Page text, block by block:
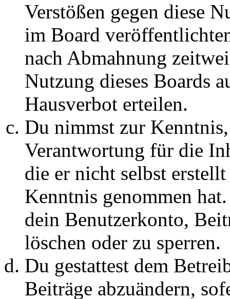
Verstößen gegen diese
im Board
nach Abmahnung
Nutzung dieses Boards
Hausverbot erteilen.
Du nimmst zur
Verantwortung für die
die er nicht selbst
Kenntnis genommen
dein Benutzerkonto,
löschen oder zu sperren.
Du gestattest dem
Beiträge abzuändern,